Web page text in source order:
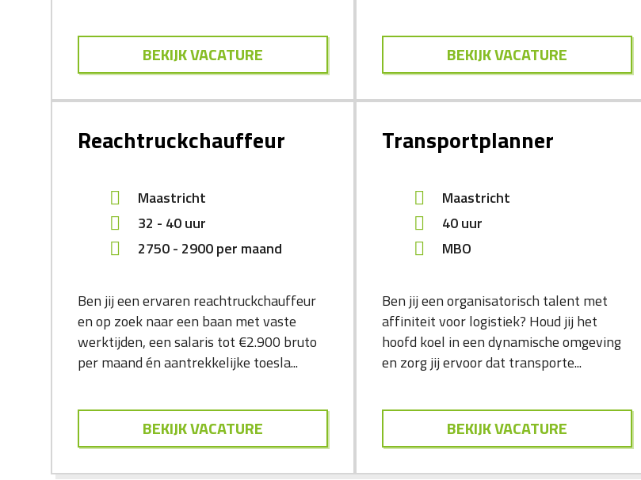
BEKIJK VACATURE BEKIJK VACATURE
Reachtruckchauffeur
Maastricht
32 - 40 uur
2750- 2900per maand
Ben jij een ervaren reachtruckchauffeur
en op zoek naar een baan met vaste
werktijden, een salaris tot €2.900 bruto
per maand én aantrekkelijke toesla...
BEKIJK VACATURE
Transportplanner
Maastricht
40 uur
MBO
Ben jij een organisatorisch talent met
affiniteit voor logistiek? Houd jij het
hoofd koel in een dynamische omgeving
en zorg jij ervoor dat transporte...
BEKIJK VACATURE